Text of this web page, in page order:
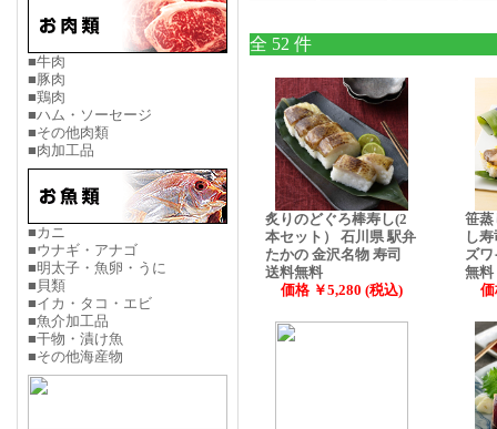
■牛肉
■豚肉
■鶏肉
■ハム・ソーセージ
■その他肉類
■肉加工品
■カニ
■ウナギ・アナゴ
■明太子・魚卵・うに
■貝類
■イカ・タコ・エビ
■魚介加工品
■干物・漬け魚
■その他海産物
全 52 件
炙りのどぐろ棒寿し(2
本セット） 石川県 駅弁
たかの 金沢名物 寿司
送料無料
価格 ￥5,280 (税込)
笹蒸
し
ズ
無料
価